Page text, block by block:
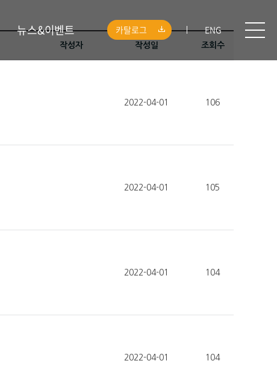
뉴스&이벤트 카탈로그 ENG
작성자 작성일 조회수
2022-04-01 106
2022-04-01 105
2022-04-01 104
2022-04-01 104